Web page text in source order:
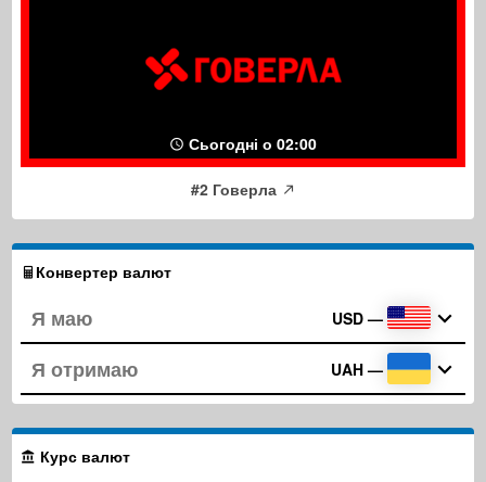
Сьогодні о 02:00
#2 Говерла
Конвертер валют
USD —
UAH —
Курс валют